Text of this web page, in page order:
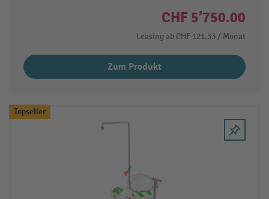
CHF 5’750.00
Leasing ab CHF 121.33 / Monat
Zum Produkt
Topseller